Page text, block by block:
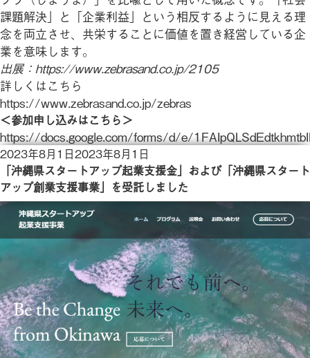
課題解決」と「企業利益」という相反するように見える理
念を両立させ、共栄することに価値を置き経営している企
業を意味します。
出展：https://www.zebrasand.co.jp/2105
詳しくはこちら
https://www.zebrasand.co.jp/zebras
＜参加申し込みはこちら＞
https://docs.google.com/forms/d/e/
投
稿
日:
2023年8月1日2023年8月1日
「沖縄県スタートアップ起業支援金」および「沖縄県スタート
アップ創業支援事業」を受託しました